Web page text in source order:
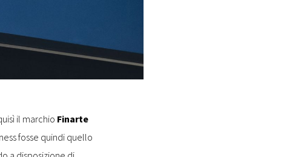
il marchio Finarte
fosse quindi quello